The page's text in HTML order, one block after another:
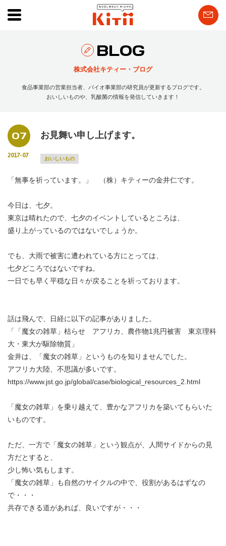
BLOG
株式会社キティー・ブログ
食品事業部の営業担当者、バイオ事業部の研究員が更新するブログです。
おいしいものや、乳酸菌の情報を発信していきます！
07
2017-07
お見舞い申し上げます。
おいしいもの
「無事を祈っています。」 （株）キティーの金井仁です。
今日は、七夕。
東京は晴れたので、七夕のイベントしているところは、
盛り上がっているのではないでしょうか。
でも、大雨で被害に遭われている方にとっては、
七夕どころではないですね。
一日でも早く平穏な日々が戻ることを祈っております。
話は飛んで、日経に以下の記事がありました。
「「魔女の雑草」枯らせ アフリカ、農作物1兆円被害 東京理科
大・東大が駆除物質」
金井は、「魔女の雑草」というものを知りませんでした。
アフリカ大陸、不思議が多いです。
https://www.jst.go.jp/global/case/biological_resources_2.html
「魔女の雑草」を乗り越えて、豊かなアフリカを築いてもらいた
いものです。
ただ、一方で「魔女の雑草」という観点が、人間サイドからの見
方だとすると、
少し怖い気もします。
「魔女の雑草」も自然のサイクルの中で、役割があるはずなの
で・・・
共存できる道があれば、良いですが・・・